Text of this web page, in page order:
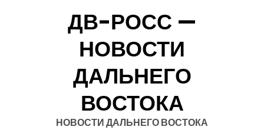
ДВ-РОСС —
НОВОСТИ
ДАЛЬНЕГО
ВОСТОКА
НОВОСТИ ДАЛЬНЕГО ВОСТОКА